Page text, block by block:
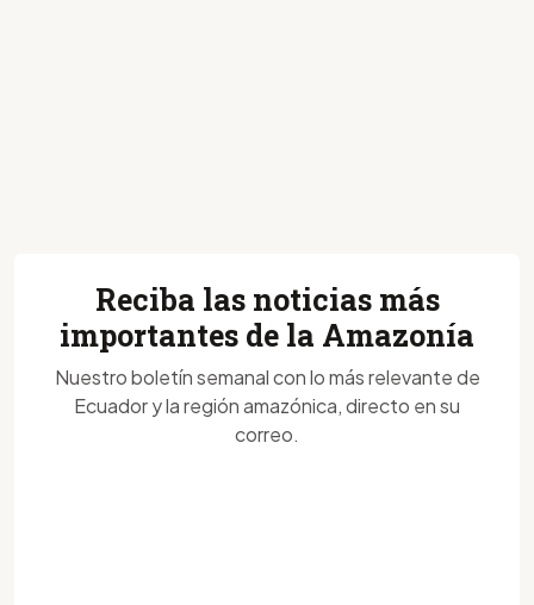
Reciba las noticias más
importantes de la Amazonía
Nuestro boletín semanal con lo más relevante de
Ecuador y la región amazónica, directo en su
correo.